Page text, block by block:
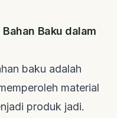
Baku dalam
baku adalah
material
produk jadi.